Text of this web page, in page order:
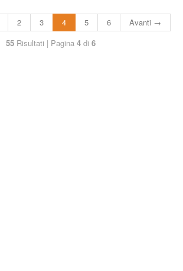
2 3 4 5 6
Avanti →
55 Risultati | Pagina 4 di 6